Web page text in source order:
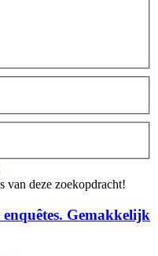
van deze zoekopdracht!
Gemakkelijk